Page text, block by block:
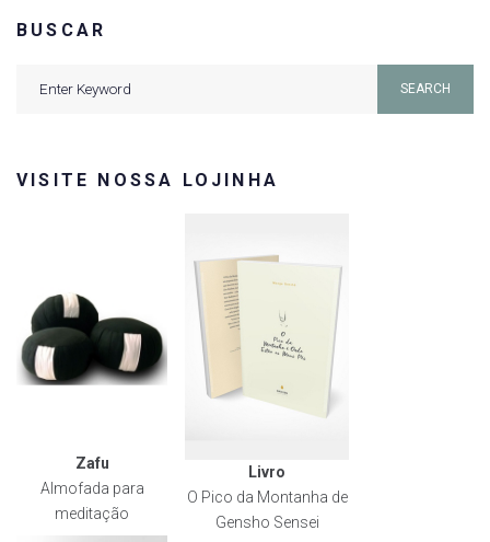
BUSCAR
SEARCH
VISITE NOSSA LOJINHA
Zafu
Almofada para
meditação
Livro
O Pico da Montanha de
Gensho Sensei